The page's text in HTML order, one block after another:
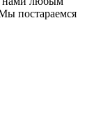
постараемся